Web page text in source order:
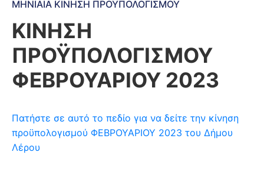
ΜΗΝΙΑΙΑ ΚΙΝΗΣΗ ΠΡΟΫΠΟΛΟΓΙΣΜΟΥ
ΚΙΝΗΣΗ
ΠΡΟΫΠΟΛΟΓΙΣΜΟΥ
ΦΕΒΡΟΥΑΡΙΟΥ 2023
Πατήστε σε αυτό το πεδίο για να δείτε την κίνηση
προϋπολογισμού ΦΕΒΡΟΥΑΡΙΟΥ 2023 του Δήμου
Λέρου